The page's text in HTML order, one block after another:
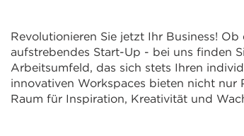
Revolutionieren Sie jetzt Ihr Business!
aufstrebendes Start-Up - bei uns finden
Arbeitsumfeld, das sich stets Ihren
innovativen Workspaces bieten nicht nur
Raum für Inspiration, Kreativität und